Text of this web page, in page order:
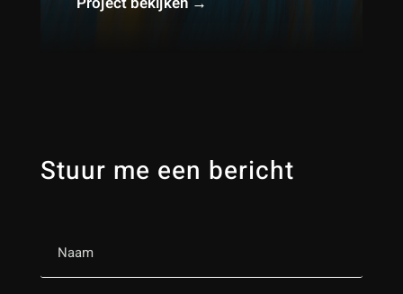
Stuur me een bericht